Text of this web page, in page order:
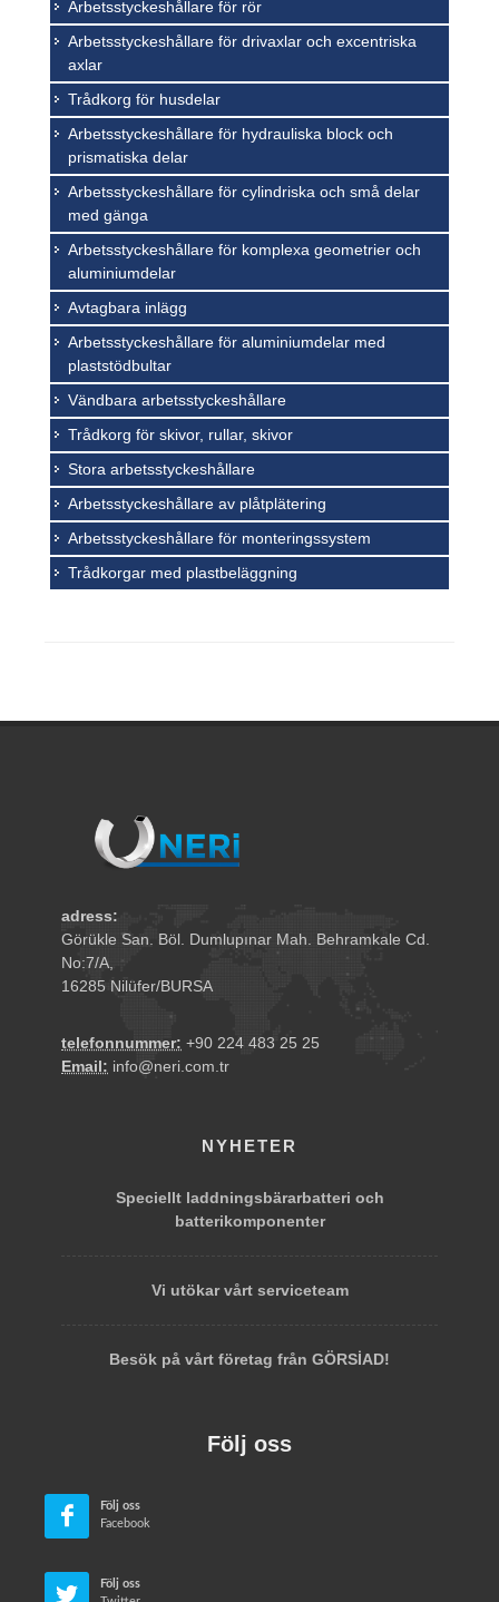
Arbetsstyckeshållare för rör
Arbetsstyckeshållare för drivaxlar och excentriska
axlar
Trådkorg för husdelar
Arbetsstyckeshållare för hydrauliska block och
prismatiska delar
Arbetsstyckeshållare för cylindriska och små delar
med gänga
Arbetsstyckeshållare för komplexa geometrier och
aluminiumdelar
Avtagbara inlägg
Arbetsstyckeshållare för aluminiumdelar med
plaststödbultar
Vändbara arbetsstyckeshållare
Trådkorg för skivor, rullar, skivor
Stora arbetsstyckeshållare
Arbetsstyckeshållare av plåtplätering
Arbetsstyckeshållare för monteringssystem
Trådkorgar med plastbeläggning
adress:
Görükle San. Böl. Dumlupınar Mah. Behramkale Cd.
No:7/A,
16285 Nilüfer/BURSA
telefonnummer: +90 224 483 25 25
Email: info@neri.com.tr
NYHETER
Speciellt laddningsbärarbatteri och
batterikomponenter
Vi utökar vårt serviceteam
Besök på vårt företag från GÖRSİAD!
Följ oss
Följ oss
Facebook
Följ oss